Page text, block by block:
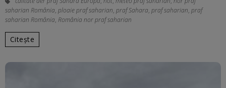
saharian România, ploaie praf saharian, praf Sahara, praf saharian, praf
saharian România, România nor praf saharian
Citește